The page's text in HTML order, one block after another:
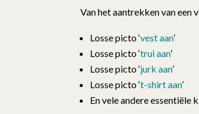
Van het aantrekken van een
Losse picto ‘vest aan’
Losse picto ‘trui aan’
Losse picto ‘jurk aan’
Losse picto ‘t-shirt aan’
En vele andere essentiële